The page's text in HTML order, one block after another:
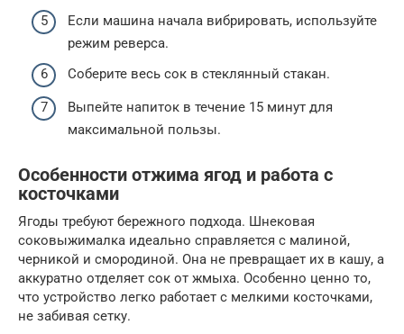
Если машина начала вибрировать, используйте
режим реверса.
Соберите весь сок в стеклянный стакан.
Выпейте напиток в течение 15 минут для
максимальной пользы.
Особенности отжима ягод и работа с
косточками
Ягоды требуют бережного подхода. Шнековая
соковыжималка идеально справляется с малиной,
черникой и смородиной. Она не превращает их в кашу, а
аккуратно отделяет сок от жмыха. Особенно ценно то,
что устройство легко работает с мелкими косточками,
не забивая сетку.